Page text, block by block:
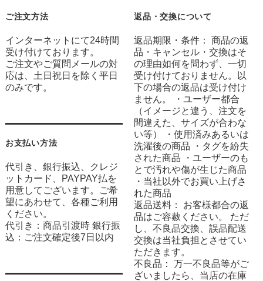
ご注文方法
インターネットにて24時間
受け付けております。
ご注文やご質問メールの対
応は、土日祝日を除く平日
のみです。
お支払い方法
代引き、銀行振込、クレジ
ットカード、PAYPAY払を
用意してございます。ご希
望にあわせて、各種ご利用
ください。
代引き：商品引渡時 銀行振
込：ご注文確定後7日以内
返品・交換について
返品期限・条件： 商品の返
品・キャンセル・交換はそ
の理由如何を問わず、一切
受け付けておりません。以
下の場合の返品は受け付け
ません。 ・ユーザー都合
（イメージと違う、注文を
間違えた、サイズが合わな
い等） ・使用済みあるいは
洗濯後の商品 ・タグを紛失
された商品 ・ユーザーのも
とで汚れや傷が生じた商品
・当社以外でお買い上げさ
れた商品
返品送料： お客様都合の返
品はご容赦ください。 ただ
し、不良品交換、誤品配送
交換は当社負担とさせてい
ただきます。
不良品： 万一不良品等がご
ざいましたら、当店の在庫